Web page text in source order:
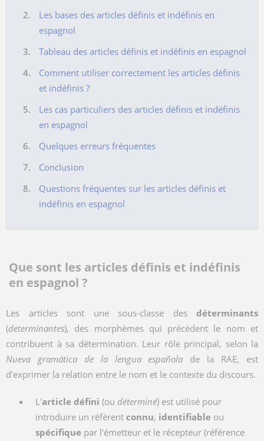
Les bases des articles définis et indéfinis en
espagnol
Tableau des articles définis et indéfinis en espagnol
Comment utiliser correctement les articles définis
et indéfinis ?
Les cas particuliers des articles définis et indéfinis
en espagnol
Quelques erreurs fréquentes
Conclusion
Questions fréquentes sur les articles définis et
indéfinis en espagnol
Que sont les articles définis et indéfinis
en espagnol ?
Les articles sont une sous-classe des déterminants
(determinantes), des morphèmes qui précèdent le nom et
contribuent à sa détermination. Leur rôle principal, selon la
Nueva gramática de la lengua española de la RAE, est
d'exprimer la relation entre le nom et le contexte du discours.
L'article défini (ou déterminé) est utilisé pour
introduire un référent connu, identifiable ou
spécifique par l'émetteur et le récepteur (référence